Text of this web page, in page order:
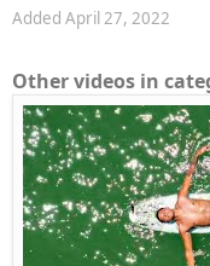
Added April 27, 2022
Other videos in